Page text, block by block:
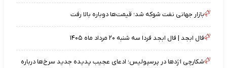
بازار جهانی نفت شوکه شد؛ قیمت‌ها دوباره بالا رفت
فال ابجد | فال ابجد فردا سه شنبه ۲۰ مرداد ماه ۱۴۰۵
شکارچی اژدها در پرسپولیس؛ ادعای عجیب پدیده جدید سرخ‌ها درباره